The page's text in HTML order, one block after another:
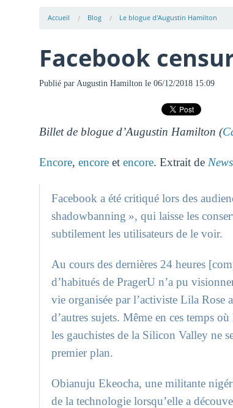
Accueil Blog Le blogue d'Augustin Hamilton
Facebook
Publié par Augustin Hamilton le 06/12/2018 15:09
Billet de blogue d’Augustin Hamilton (
Encore, encoreet encore. Extrait de
Facebook a été critiqué lors des
shadowbanning », qui laisse les
subtilement les utilisateurs de le voir.
Au cours des dernières 24 heures
d’habitués de PragerU n’a pu
vie organisée par l’activiste Lila Rose
d’autres sujets. Même en ces temps
les gauchistes de la Silicon Valley ne
premier plan.
Obianuju Ekeocha, une militante
de la technologie lorsqu’elle a